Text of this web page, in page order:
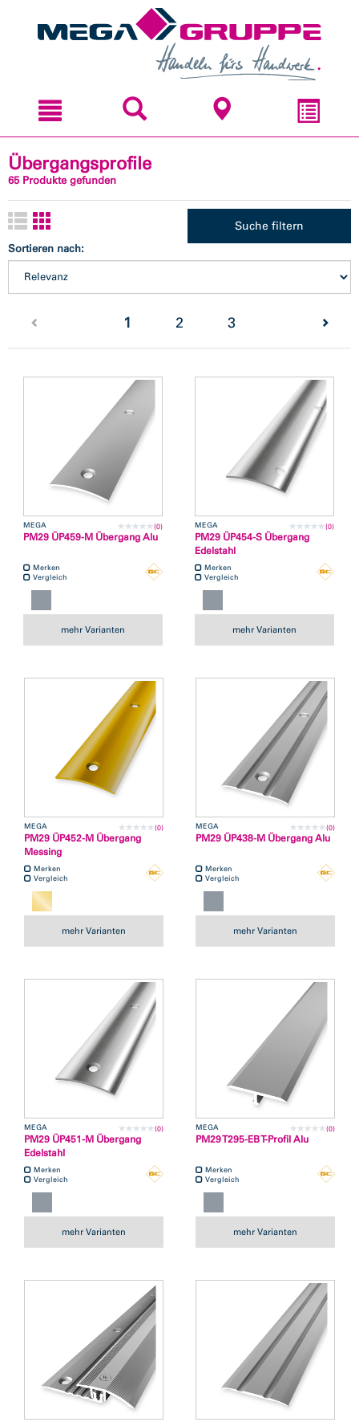
Übergangsprofile
65 Produkte gefunden
Suche filtern
Sortieren nach:
1 (current)
2 3
MEGA (0)
PM29 ÜP459-M Übergang Alu
Merken
Vergleich
mehr Varianten
MEGA (0)
PM29 ÜP454-S Übergang
Edelstahl
Merken
Vergleich
mehr Varianten
MEGA (0)
PM29 ÜP452-M Übergang
Messing
Merken
Vergleich
mehr Varianten
MEGA (0)
PM29 ÜP438-M Übergang Alu
Merken
Vergleich
mehr Varianten
MEGA (0)
PM29 ÜP451-M Übergang
Edelstahl
Merken
Vergleich
mehr Varianten
MEGA (0)
PM29 T295-EB T-Profil Alu
Merken
Vergleich
mehr Varianten